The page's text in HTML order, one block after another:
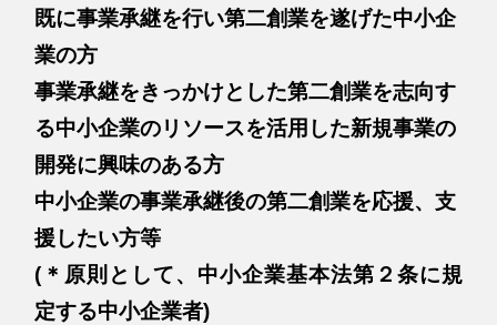
既に事業承継を行い第二創業を遂げた中小企
業の方
事業承継をきっかけとした第二創業を志向す
る中小企業のリソースを活用した新規事業の
開発に興味のある方
中小企業の事業承継後の第二創業を応援、支
援したい方等
(＊原則として、中小企業基本法第２条に規
定する中小企業者)